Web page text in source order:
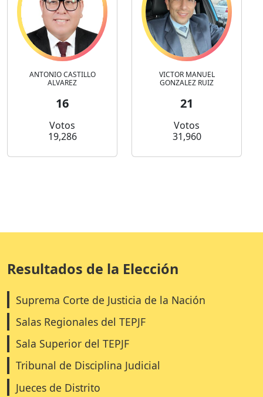
ANTONIO CASTILLO
ALVAREZ
16
Votos
19,286
VICTOR MANUEL
GONZALEZ RUIZ
21
Votos
31,960
Resultados de la Elección
Suprema Corte de Justicia de la Nación
Salas Regionales del TEPJF
Sala Superior del TEPJF
Tribunal de Disciplina Judicial
Jueces de Distrito